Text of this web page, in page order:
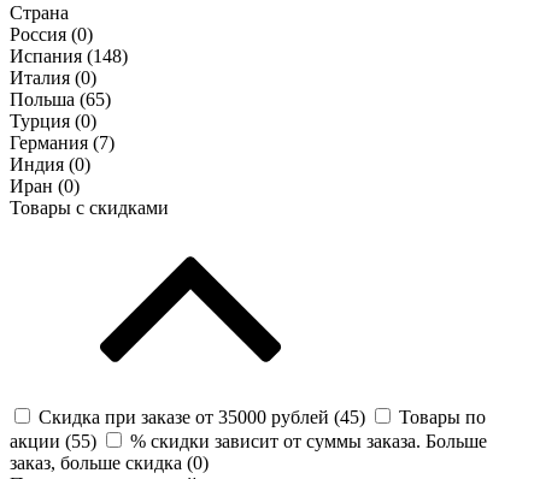
Страна
Россия (0)
Испания (148)
Италия (0)
Польша (65)
Турция (0)
Германия (7)
Индия (0)
Иран (0)
Товары с скидками
Скидка при заказе от 35000 рублей (45)
Товары по
акции (55)
% скидки зависит от суммы заказа. Больше
заказ, больше скидка (0)